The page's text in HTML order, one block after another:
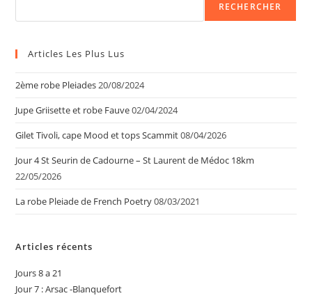
RECHERCHER
Articles Les Plus Lus
2ème robe Pleiades20/08/2024
Jupe Griisette et robe Fauve02/04/2024
Gilet Tivoli, cape Mood et tops Scammit08/04/2026
Jour 4 St Seurin de Cadourne – St Laurent de Médoc 18km
22/05/2026
La robe Pleiade de French Poetry08/03/2021
Articles récents
Jours 8 a 21
Jour 7 : Arsac -Blanquefort